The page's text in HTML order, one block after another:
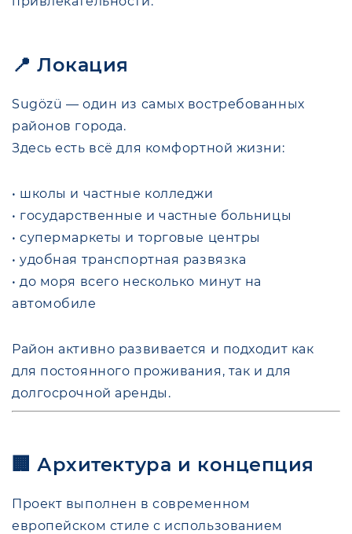
📍 Локация
Sugözü — один из самых востребованных
районов города.
Здесь есть всё для комфортной жизни:
• школы и частные колледжи
• государственные и частные больницы
• супермаркеты и торговые центры
• удобная транспортная развязка
• до моря всего несколько минут на
автомобиле
Район активно развивается и подходит как
для постоянного проживания, так и для
долгосрочной аренды.
🏢 Архитектура и концепция
Проект выполнен в современном
европейском стиле с использованием